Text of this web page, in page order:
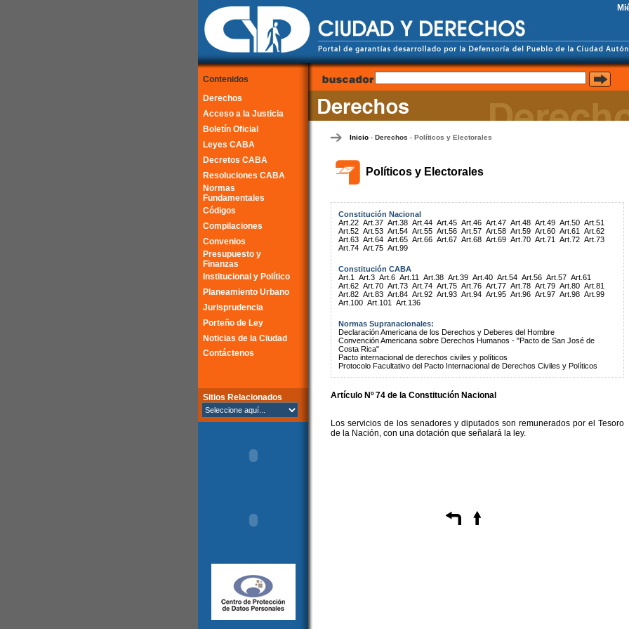
Contenidos
Derechos
Acceso a la Justicia
Boletín Oficial
Leyes CABA
Decretos CABA
Resoluciones CABA
Normas
Fundamentales
Códigos
Compilaciones
Convenios
Presupuesto y
Finanzas
Institucional y Político
Planeamiento Urbano
Jurisprudencia
Porteño de Ley
Noticias de la Ciudad
Contáctenos
Sitios Relacionados
Inicio- Derechos - Políticos y Electorales
Políticos y Electorales
Constitución Nacional
Art.22 Art.37 Art.38 Art.44 Art.45 Art.46 Art.47 Art.48 Art.49 Art.50 Art.51
Art.52 Art.53 Art.54 Art.55 Art.56 Art.57 Art.58 Art.59 Art.60 Art.61
Art.62
Art.63 Art.64 Art.65 Art.66 Art.67 Art.68 Art.69 Art.70 Art.71 Art.72 Art.73
Art.74 Art.75 Art.99
Constitución CABA
Art.1
Art.3 Art.6 Art.11 Art.38 Art.39 Art.40 Art.54 Art.56 Art.57 Art.61
Art.62 Art.70 Art.73 Art.74 Art.75 Art.76 Art.77 Art.78 Art.79 Art.80 Art.81
Art.82 Art.83 Art.84 Art.92 Art.93 Art.94 Art.95 Art.96 Art.97 Art.98 Art.99
Art.100 Art.101 Art.136
Normas Supranacionales:
Declaración Americana de los Derechos y Deberes del Hombre
Convención Americana sobre Derechos Humanos - "Pacto de San José de
Costa Rica"
Pacto internacional de derechos civiles y políticos
Protocolo Facultativo del Pacto Internacional de Derechos Civiles y Políticos
Artículo Nº 74 de la Constitución Nacional
Los servicios de los senadores y diputados son remunerados por el Tesoro
de la Nación, con una dotación que señalará la ley.